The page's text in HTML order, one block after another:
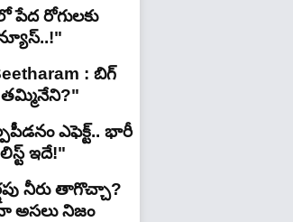
పేద రోగులకు
: బిగ్
తమ్మినేని?"
ఎఫెక్ట్.. భారీ
ఇదే!"
నీరు తాగొచ్చా?
అసలు నిజం